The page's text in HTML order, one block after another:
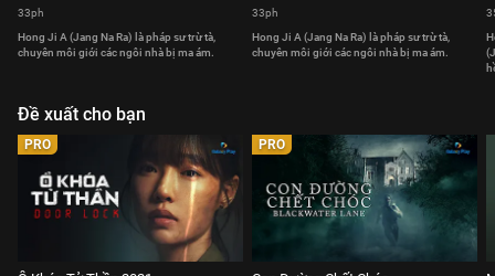
33ph
Hong Ji A (Jang Na Ra) là pháp sư trừ tà,
chuyên môi giới các ngôi nhà bị ma ám.
33ph
Hong Ji A (Jang Na Ra) là pháp sư trừ tà,
chuyên môi giới các ngôi nhà bị ma ám.
Đề xuất cho bạn
PRO PRO